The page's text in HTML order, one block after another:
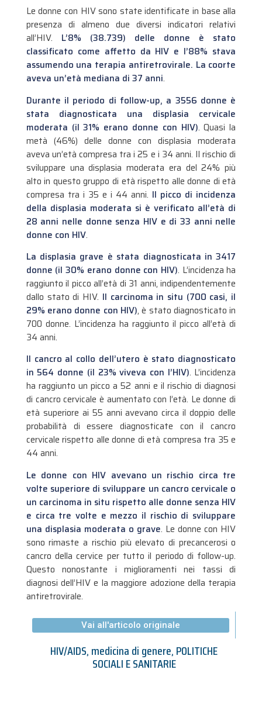
Le donne con HIV sono state identificate in base alla
presenza di almeno due diversi indicatori relativi
all’HIV. L’8% (38.739) delle donne è stato
classificato come affetto da HIV e l’88% stava
assumendo una terapia antiretrovirale. La coorte
aveva un’età mediana di 37 anni.
Durante il periodo di follow-up, a 3556 donne è
stata diagnosticata una displasia cervicale
moderata (il 31% erano donne con HIV). Quasi la
metà (46%) delle donne con displasia moderata
aveva un’età compresa tra i 25 e i 34 anni. Il rischio di
sviluppare una displasia moderata era del 24% più
alto in questo gruppo di età rispetto alle donne di età
compresa tra i 35 e i 44 anni. Il picco di incidenza
della displasia moderata si è verificato all’età di
28 anni nelle donne senza HIV e di 33 anni nelle
donne con HIV.
La displasia grave è stata diagnosticata in 3417
donne (il 30% erano donne con HIV). L’incidenza ha
raggiunto il picco all’età di 31 anni, indipendentemente
dallo stato di HIV. Il carcinoma in situ (700 casi, il
29% erano donne con HIV), è stato diagnosticato in
700 donne. L’incidenza ha raggiunto il picco all’età di
34 anni.
Il cancro al collo dell’utero è stato diagnosticato
in 564 donne (il 23% viveva con l’HIV). L’incidenza
ha raggiunto un picco a 52 anni e il rischio di diagnosi
di cancro cervicale è aumentato con l’età. Le donne di
età superiore ai 55 anni avevano circa il doppio delle
probabilità di essere diagnosticate con il cancro
cervicale rispetto alle donne di età compresa tra 35 e
44 anni.
Le donne con HIV avevano un rischio circa tre
volte superiore di sviluppare un cancro cervicale o
un carcinoma in situ rispetto alle donne senza HIV
e circa tre volte e mezzo il rischio di sviluppare
una displasia moderata o grave. Le donne con HIV
sono rimaste a rischio più elevato di precancerosi o
cancro della cervice per tutto il periodo di follow-up.
Questo nonostante i miglioramenti nei tassi di
diagnosi dell’HIV e la maggiore adozione della terapia
antiretrovirale.
Vai all'articolo originale
HIV/AIDS,medicina di genere,POLITICHE
SOCIALI E SANITARIE